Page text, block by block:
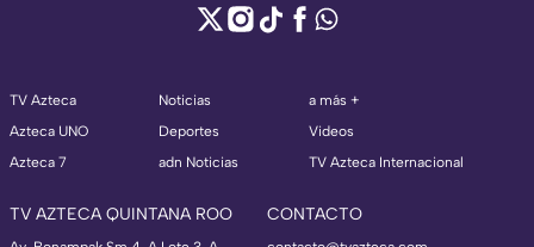
TV Azteca
Azteca UNO
Azteca 7
Noticias
Deportes
adn Noticias
a más +
Videos
TV Azteca Internacional
TV AZTECA QUINTANA ROO CONTACTO